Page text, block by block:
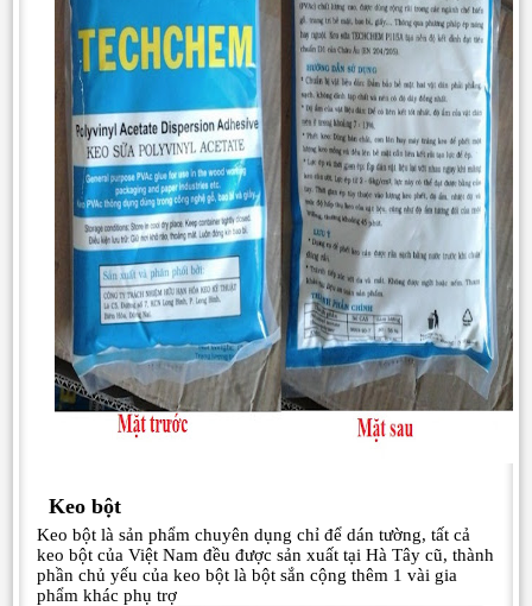
Keo bột
Keo bột là sản phẩm chuyên dụng chỉ để dán tường, tất cả
keo bột của Việt Nam đều được sản xuất tại Hà Tây cũ, thành
phần chủ yếu của keo bột là bột sắn cộng thêm 1 vài gia
phẩm khác phụ trợ